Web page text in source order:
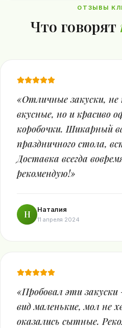
ОТЗЫВЫ
Что говорят
«Отличные закуски, не
вкусные, но и красиво
коробочки. Шикарный
праздничного стола,
Доставка всегда
рекомендую!»
Н Наталия
11 апреля 2024
«Пробовал эти
вид маленькие, мол не
оказались сытные.